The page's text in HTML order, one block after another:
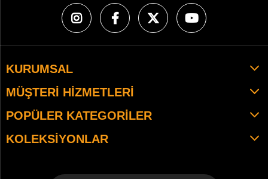
KURUMSAL
MÜŞTERI HIZMETLERI
POPÜLER KATEGORILER
KOLEKSIYONLAR